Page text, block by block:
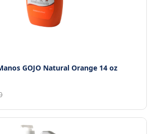
GOJO Natural Orange 14 oz